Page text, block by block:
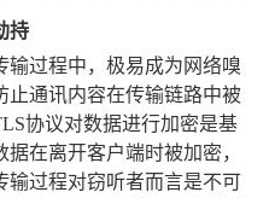
持
输过程中，极易成为网络嗅
止通讯内容在传输链路中被
协议对数据进行加密是基
在离开客户端时被加密，
输过程对窃听者而言是不可